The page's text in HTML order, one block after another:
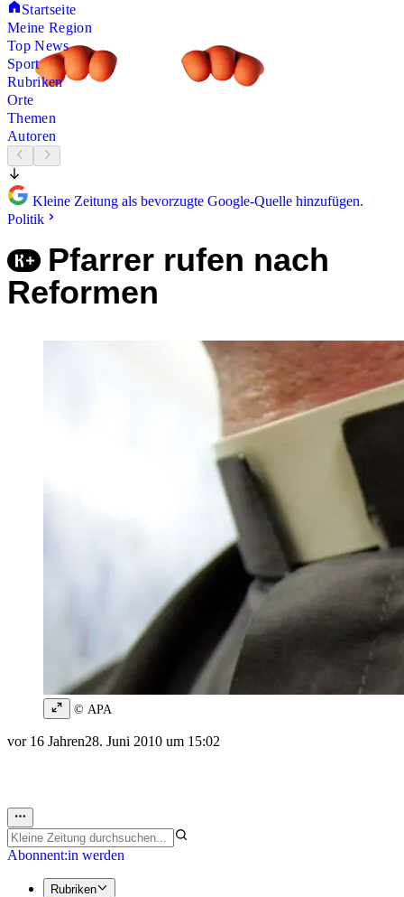
Startseite
Meine Region
Top News
Sport
Rubriken
Orte
Themen
Autoren
Kleine Zeitung als bevorzugte Google-Quelle hinzufügen.
Politik
Pfarrer rufen nach
Reformen
© APA
vor 16 Jahren28. Juni 2010 um 15:02
Abonnent:in werden
Rubriken